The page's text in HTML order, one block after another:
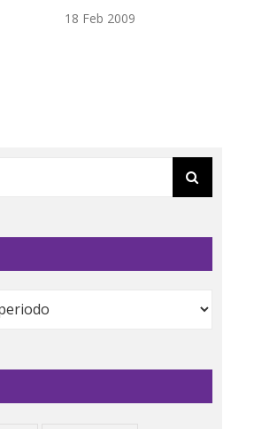
18 Feb 2009